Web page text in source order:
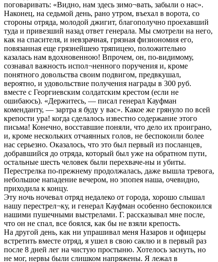
поговаривать: «Видно, нам здесь зимо¬вать, забыли о нас».
Наконец, на седьмой день, рано утром, въехал в ворота, со
стороны отряда, молодой джигит, благополучно проехавший
туда и привезший назад ответ генерала. Мы смотрели на него,
как на спасителя, и невзрачная, грязная физиономия его,
повязанная еще грязнейшею тряпицею, положительно
казалась нам вдохновенною! Впрочем, он, по-видимому,
сознавал важность испол¬ненного поручения и, кроме
понятного довольства своим подвигом, предвкушал,
вероятно, и удовольствие получения награды в 300 руб.
вместе с Георгиевским солдатским крестом (если не
ошибаюсь). «Держитесь, — писал генерал Кауфман
коменданту, — зартра я буду у вас». Какое же грянуло по всей
крепости ура! когда сделалось известно содержание этого
письма! Конечно, восставшие поняли, что дело их проиграно,
и, кроме нескольких отчаянных голов, не беспокоили более
нас серьезно. Оказалось, что это был первый из посланцев,
добравшийся до отряда, который был уже на обратном пути,
остальные шесть человек были перехваче-ны и убиты.
Перестрелка по-прежнему продолжалась, даже вышла тревога,
небольшое нападение вечером, но эпопея наша, очевидно,
приходила к концу.
Эту ночь ночевал отряд недалеко от города, хорошо слышал
нашу перестрел¬ку, и генерал Кауфман особенно беспокоился
нашими пушечными выстрелами. Г. рассказывал мне после,
что он не спал, все боялся, как бы не взяли крепость.
На другой день, как ни упрашивал меня Назаров и офицеры
встретить вместе отряд, я ушел в свою саклю и в первый раз
после 8 дней лег на чистую простыню. Хотелось заснуть, но
не мог, нервы были слишком напряжены. Я лежал в